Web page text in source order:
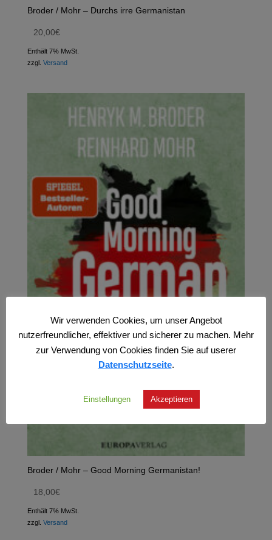
Broder / Mohr – Durchs irre Germanistan
20,00€
Enthält 7% MwSt.
zzgl. Versand
Broder / Mohr – Good Morning Germanistan!
18,00€
Enthält 7% MwSt.
zzgl. Versand
Wir verwenden Cookies, um unser Angebot
nutzerfreundlicher, effektiver und sicherer zu machen. Mehr
zur Verwendung von Cookies finden Sie auf userer
Datenschutzseite.
Einstellungen Akzeptieren